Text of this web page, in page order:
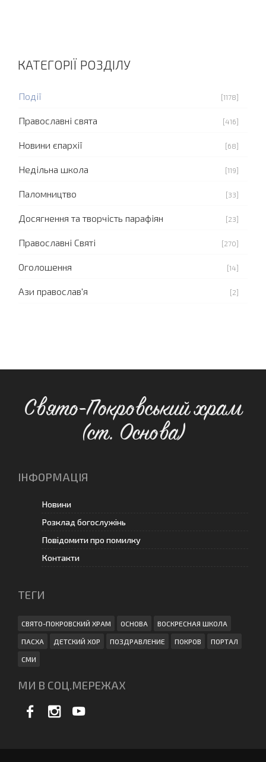
КАТЕГОРІЇ РОЗДІЛУ
Події [1178]
Православні свята [416]
Новини єпархії [68]
Недільна школа [119]
Паломництво [33]
Досягнення та творчість парафіян [23]
Православні Святі [270]
Оголошення [14]
Ази православ'я [2]
Свято-Покровський храм
(ст. Основа)
ІНФОРМАЦІЯ
Новини
Розклад богослужінь
Повідомити про помилку
Контакти
ТЕГИ
СВЯТО-ПОКРОВСКИЙ ХРАМ ОСНОВА ВОСКРЕСНАЯ ШКОЛА
ПАСХА ДЕТСКИЙ ХОР ПОЗДРАВЛЕНИЕ ПОКРОВ ПОРТАЛ
СМИ
МИ В СОЦ.МЕРЕЖАХ